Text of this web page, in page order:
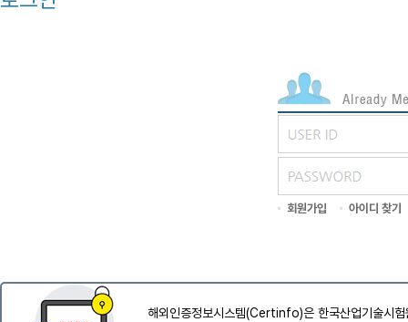
회원가입 아이디 찾기
해외인증정보시스템(Certinfo)은 한국산업기술시